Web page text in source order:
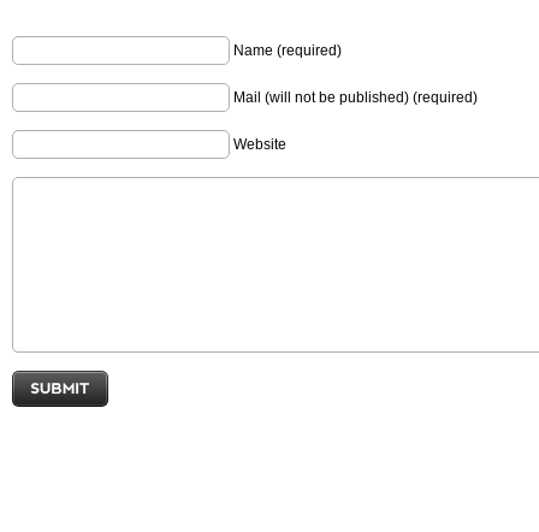
Name (required)
Mail (will not be published) (required)
Website